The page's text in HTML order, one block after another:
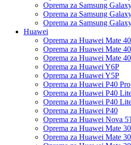
Oprema za Samsung
Oprema za Samsung
Oprema za Samsung
Huawei
Oprema za Huawei Mate
Oprema za Huawei Mate
Oprema za Huawei Mate 40
Oprema za Huawei Y6P
Oprema za Huawei Y5P
Oprema za Huawei P40 Pro
Oprema za Huawei P40
Oprema za Huawei P40
Oprema za Huawei P40
Oprema za Huawei Nova
Oprema za Huawei Mate
Oprema za Huawei Mate